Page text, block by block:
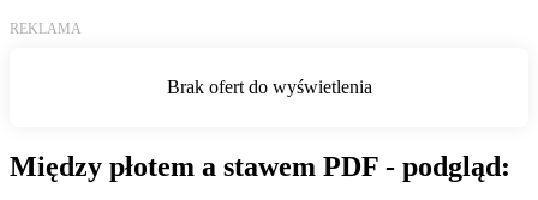
Między płotem a stawem PDF - podgląd: